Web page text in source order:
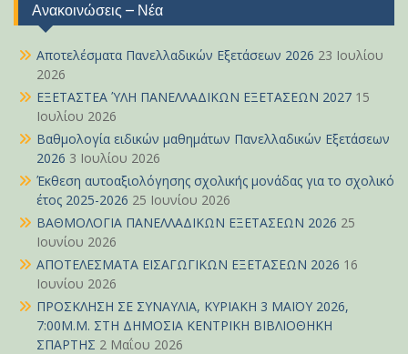
Ανακοινώσεις – Νέα
Αποτελέσματα Πανελλαδικών Εξετάσεων 2026 23 Ιουλίου
2026
ΕΞΕΤΑΣΤΕΑ ΎΛΗ ΠΑΝΕΛΛΑΔΙΚΩΝ ΕΞΕΤΑΣΕΩΝ 2027 15
Ιουλίου 2026
Βαθμολογία ειδικών μαθημάτων Πανελλαδικών Εξετάσεων
2026 3 Ιουλίου 2026
Έκθεση αυτοαξιολόγησης σχολικής μονάδας για το σχολικό
έτος 2025-2026 25 Ιουνίου 2026
ΒΑΘΜΟΛΟΓΙΑ ΠΑΝΕΛΛΑΔΙΚΩΝ ΕΞΕΤΑΣΕΩΝ 2026 25
Ιουνίου 2026
ΑΠΟΤΕΛΕΣΜΑΤΑ ΕΙΣΑΓΩΓΙΚΩΝ ΕΞΕΤΑΣΕΩΝ 2026 16
Ιουνίου 2026
ΠΡΟΣΚΛΗΣΗ ΣΕ ΣΥΝΑΥΛΙΑ, ΚΥΡΙΑΚΗ 3 ΜΑΪΟΥ 2026,
7:00Μ.Μ. ΣΤΗ ΔΗΜΟΣΙΑ ΚΕΝΤΡΙΚΗ ΒΙΒΛΙΟΘΗΚΗ
ΣΠΑΡΤΗΣ 2 Μαΐου 2026